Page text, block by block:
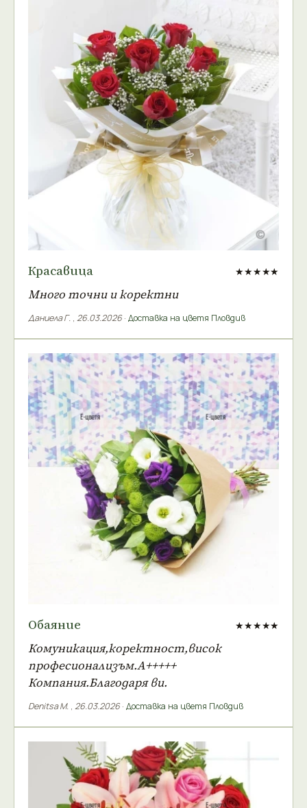
Красавица ★★★★★
Много точни и коректни
Даниела Г. , 26.03.2026 · Доставка на цветя Пловдив
Обаяние ★★★★★
Комуникация,коректност,висок
професионализъм.А+++++
Компания.Благодаря ви.
Denitsa M. , 26.03.2026 · Доставка на цветя Пловдив